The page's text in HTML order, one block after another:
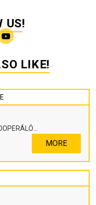
US!
LIKE!
MORE